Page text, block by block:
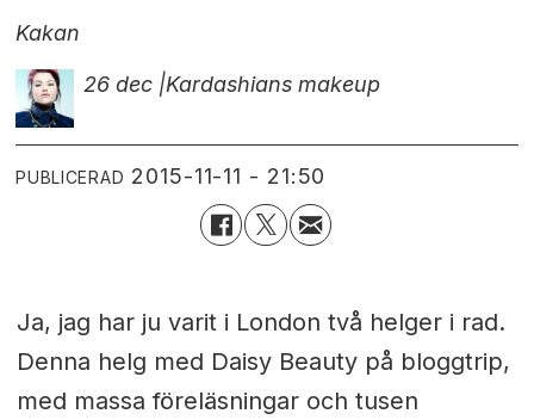
Kakan
26 dec |Kardashians makeup
PUBLICERAD 2015-11-11 - 21:50
Ja, jag har ju varit i London två helger i rad.
Denna helg med Daisy Beauty på bloggtrip,
med massa föreläsningar och tusen